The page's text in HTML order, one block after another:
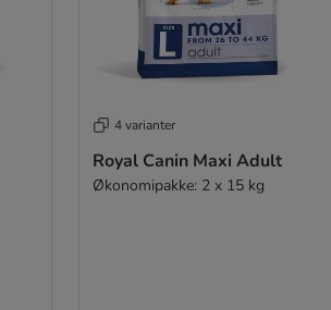
4 varianter
Royal Canin Maxi Adult
Økonomipakke: 2 x 15 kg